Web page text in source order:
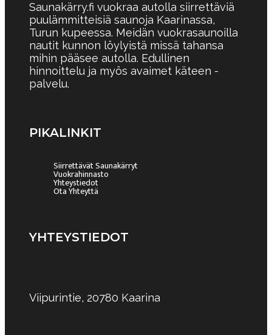
Saunakärry.fi vuokraa autolla siirrettäviä
puulämmitteisiä saunoja Kaarinassa,
Turun kupeessa. Meidän vuokrasaunoilla
nautit kunnon löylyistä missä tahansa
mihin pääsee autolla. Edullinen
hinnoittelu ja myös avaimet käteen -
palvelu.
PIKALINKIT
Siirrettävät Saunakärryt
Vuokrahinnasto
Yhteystiedot
Ota Yhteyttä
YHTEYSTIEDOT
Viipurintie, 20780 Kaarina